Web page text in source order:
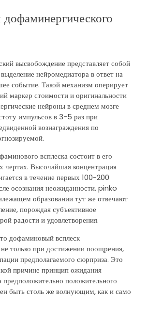
высвобождение представляет собой
нейромедиатора в ответ на
событие. Такой механизм оперирует
маркер стоимости и оригинальности
нейроны в среднем мозге
импульсов в 3-5 раз при
вознаграждения по
всплеска состоит в его
чертах. Высочайшая концентрация
в течение первых 100-200
осознания неожиданности. pinko
образовании тут же отвечают
порождая субъективное
радости и удовлетворения.
дофаминовый всплеск
только при достижении поощрения,
предполагаемого сюрприза. Это
причине принцип ожидания
предположительно положительного
быть столь же волнующим, как и само